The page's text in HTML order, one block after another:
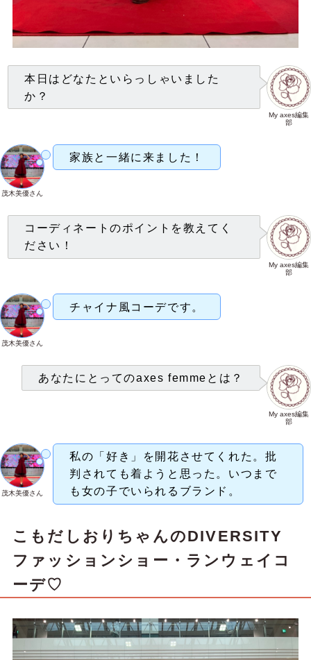
My axes編集
部
本日はどなたといらっしゃいました
か？
茂木美優さん
家族と一緒に来ました！
My axes編集
部
コーディネートのポイントを教えてく
ださい！
茂木美優さん
チャイナ風コーデです。
My axes編集
部
あなたにとってのaxes femmeとは？
茂木美優さん
私の「好き」を開花させてくれた。批
判されても着ようと思った。いつまで
も女の子でいられるブランド。
こもだしおりちゃんのDIVERSITY
ファッションショー・ランウェイコ
ーデ♡